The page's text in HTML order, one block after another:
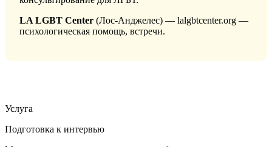
LA LGBT Center (Лос-Анджелес) — lalgbtcenter.org —
психологическая помощь, встречи.
Услуга
Подготовка к интервью